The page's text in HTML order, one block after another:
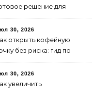
решение для
30, 2026
открыть кофейную
без риска: гид по
30, 2026
увеличить